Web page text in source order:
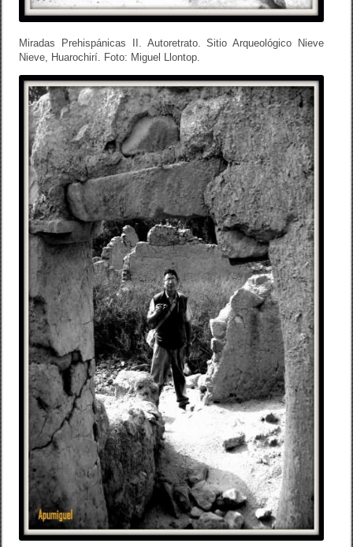
Miradas Prehispánicas II. Autoretrato. Sitio Arqueológico Nieve
Nieve, Huarochirí. Foto: Miguel Llontop.